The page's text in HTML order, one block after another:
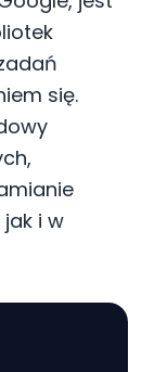
się.
i w